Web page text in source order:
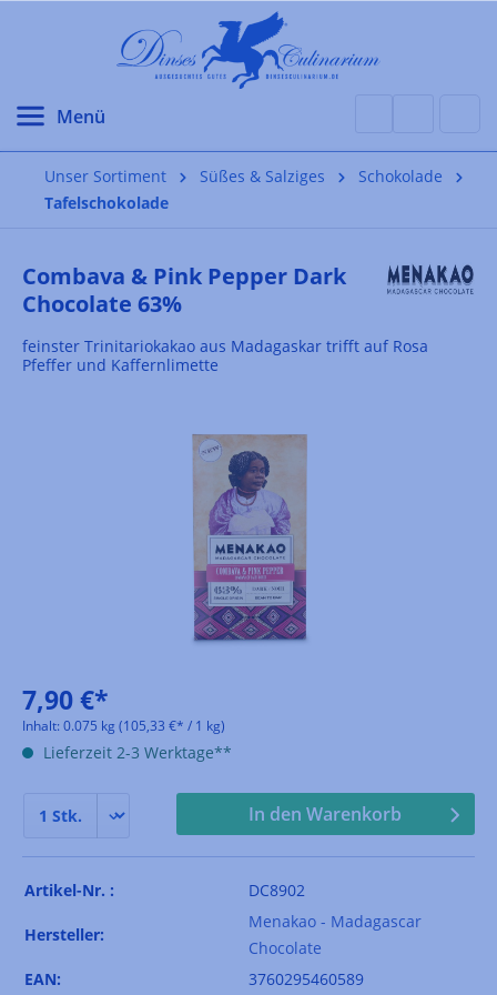
Unser Sortiment Süßes & Salziges
Schokolade
Tafelschokolade
Combava & Pink Pepper Dark
Chocolate 63%
feinster Trinitariokakao aus Madagaskar trifft auf Rosa
Pfeffer und Kaffernlimette
7,90 €*
Inhalt: 0.075 kg (105,33 €* / 1 kg)
Lieferzeit 2-3 Werktage**
In den Warenkorb
Artikel-Nr. : DC8902
Hersteller:
Menakao - Madagascar
Chocolate
EAN:
3760295460589